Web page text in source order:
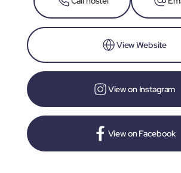
View Website
View on Instagram
View on Facebook